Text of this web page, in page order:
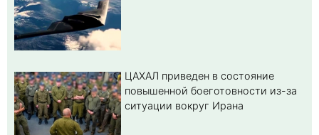
ЦАХАЛ приведен в состояние
повышенной боеготовности из-за
ситуации вокруг Ирана